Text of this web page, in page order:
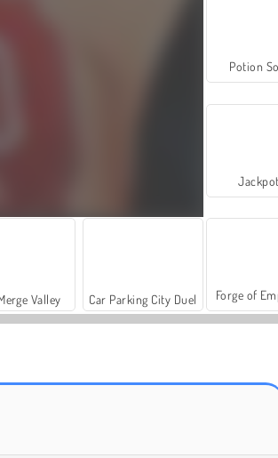
Valley Car Parking City Duel
Potion
Jackpot
Forge of